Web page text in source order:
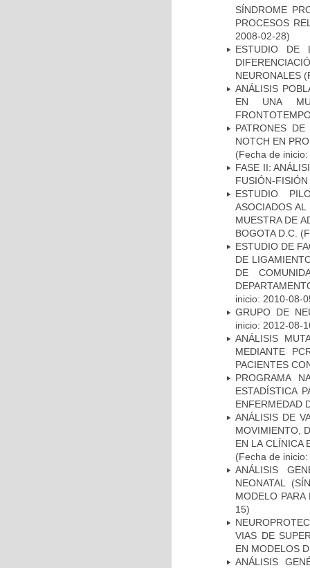
SÍNDROME
PROCESOS
2008-02-28)
ESTUDIO DE
NEURONALES
ANÁLISIS
EN UNA
PATRONES
NOTCH EN
(Fecha de
FASE II:
FUSIÓN-
ESTUDIO
ASOCIADOS
MUESTRA DE
BOGOTA D.C.
ESTUDIO DE
DE
DE
inicio: 2010-08-
GRUPO DE
inicio: 2012-08-
ANÁLISIS
MEDIANTE
PACIENTES
PROGRAMA
ESTADÍSTICA
ENFERMEDAD
ANÁLISIS DE
MOVIMIENTO,
EN LA CLÍNICA
(Fecha de
ANÁLISIS
NEONATAL
MODELO
15)
VIAS DE
EN MODELOS
ANÁLISIS